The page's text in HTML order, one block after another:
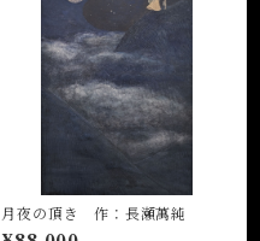
月夜の頂き 作：長瀬萬純